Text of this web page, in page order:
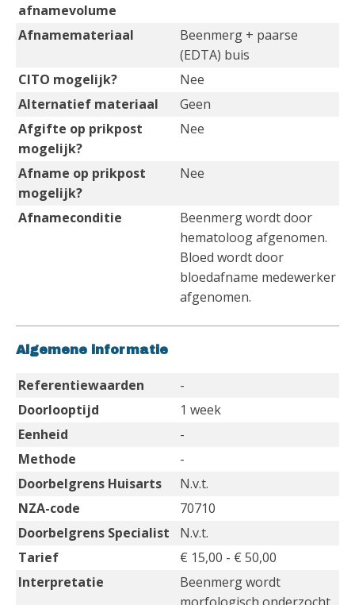
afnamevolume
Afnamemateriaal
Beenmerg + paarse
(EDTA) buis
CITO mogelijk?
Nee
Alternatief materiaal
Geen
Afgifte op prikpost
mogelijk?
Nee
Afname op prikpost
mogelijk?
Nee
Afnameconditie
Beenmerg wordt door
hematoloog afgenomen.
Bloed wordt door
bloedafname medewerker
afgenomen.
Algemene informatie
Referentiewaarden
-
Doorlooptijd
1 week
Eenheid
-
Methode
-
Doorbelgrens Huisarts
N.v.t.
NZA-code
70710
Doorbelgrens Specialist
N.v.t.
Tarief
€ 15,00 - € 50,00
Interpretatie
Beenmerg wordt